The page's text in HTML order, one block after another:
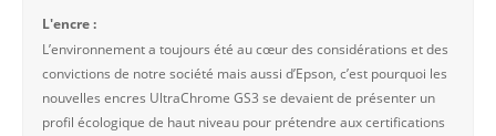
L'encre :
L’environnement a toujours été au cœur des considérations et des
convictions de notre société mais aussi d’Epson, c’est pourquoi les
nouvelles encres UltraChrome GS3 se devaient de présenter un
profil écologique de haut niveau pour prétendre aux certifications